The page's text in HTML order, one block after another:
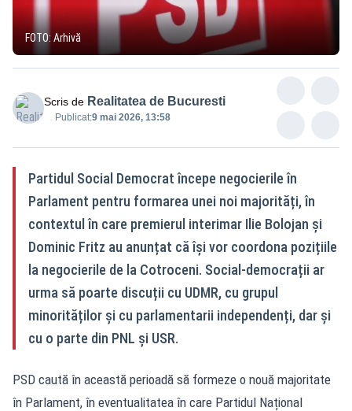
FOTO: Arhivă
Scris de Realitatea de Bucuresti
Publicat:9 mai 2026, 13:58
Partidul Social Democrat începe negocierile în
Parlament pentru formarea unei noi majorități, în
contextul în care premierul interimar Ilie Bolojan și
Dominic Fritz au anunțat că își vor coordona pozițiile
la negocierile de la Cotroceni. Social-democrații ar
urma să poarte discuții cu UDMR, cu grupul
minorităților și cu parlamentarii independenți, dar și
cu o parte din PNL și USR.
PSD caută în această perioadă să formeze o nouă majoritate
în Parlament, în eventualitatea în care Partidul Național